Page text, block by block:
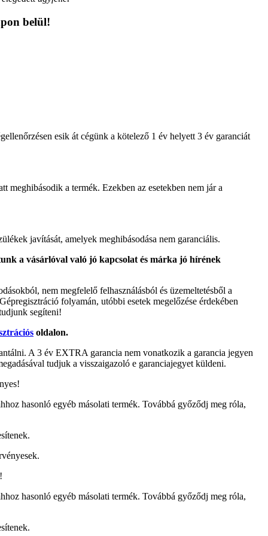
belül!
esik át cégünk a kötelező 1 év helyett 3 év garanciát
meghibásodik a termék. Ezekben az esetekben nem jár a
javítását, amelyek meghibásodása nem garanciális.
a vásárlóval való jó kapcsolat és márka jó hírének
nem megfelelő felhasználásból és üzemeltetésből a
folyamán, utóbbi esetek megelőzése érdekében
segíteni!
oldalon.
A 3 év EXTRA garancia nem vonatkozik a garancia jegyen
tudjuk a visszaigazoló e garanciajegyet küldeni.
hasonló egyéb másolati termék. Továbbá győződj meg róla,
hasonló egyéb másolati termék. Továbbá győződj meg róla,